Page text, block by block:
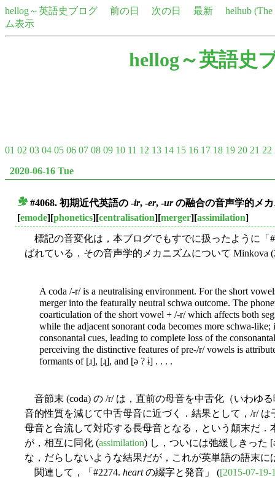
hellog～英語史ブログ 前の日 次の日 最新
helhub
ム表示
hellog～英語史
01 02 03 04 05 06 07 08 09 10 11 12 13 14 15 16 17 18 19 20 21 22
2020-06-16 Tue
#4068. 初期近代英語の -ir, -er, -urの融合の音声学的メ
[emode][phonetics][centralisation][merger][assimilation]
標記の音変化は，本ブログでもすでに扱ったように「
ばれている．その音声学的メカニズムについて Minkova
A coda /-r/ is a neutralising environment. For the short
merger into the featurally neutral schwa outcome. The
coarticulation of the short vowel + /-r/ which affects both
while the adjacent sonorant coda becomes more schwa-
consonantal cues, leading to complete loss of the
perceiving the distinctive features of pre-/r/ vowels is
formants of [ɹ], [ɻ], and [ə ? ɨ] . . . .
音節末 (coda) の /r/ は，直前の母音を中舌化（いわゆ
音的性質を減じて中舌母音に近づく．結果として，/r/
母音と合流して対応する長母音となる，という顛末だ
が，相互に同化 (assimilation) し，ついには弛緩しきった
な，だらしないような結果だが，これが英単語の語末
関連して，「#2274. heartの綴字と発音」 ([2015-07-19-